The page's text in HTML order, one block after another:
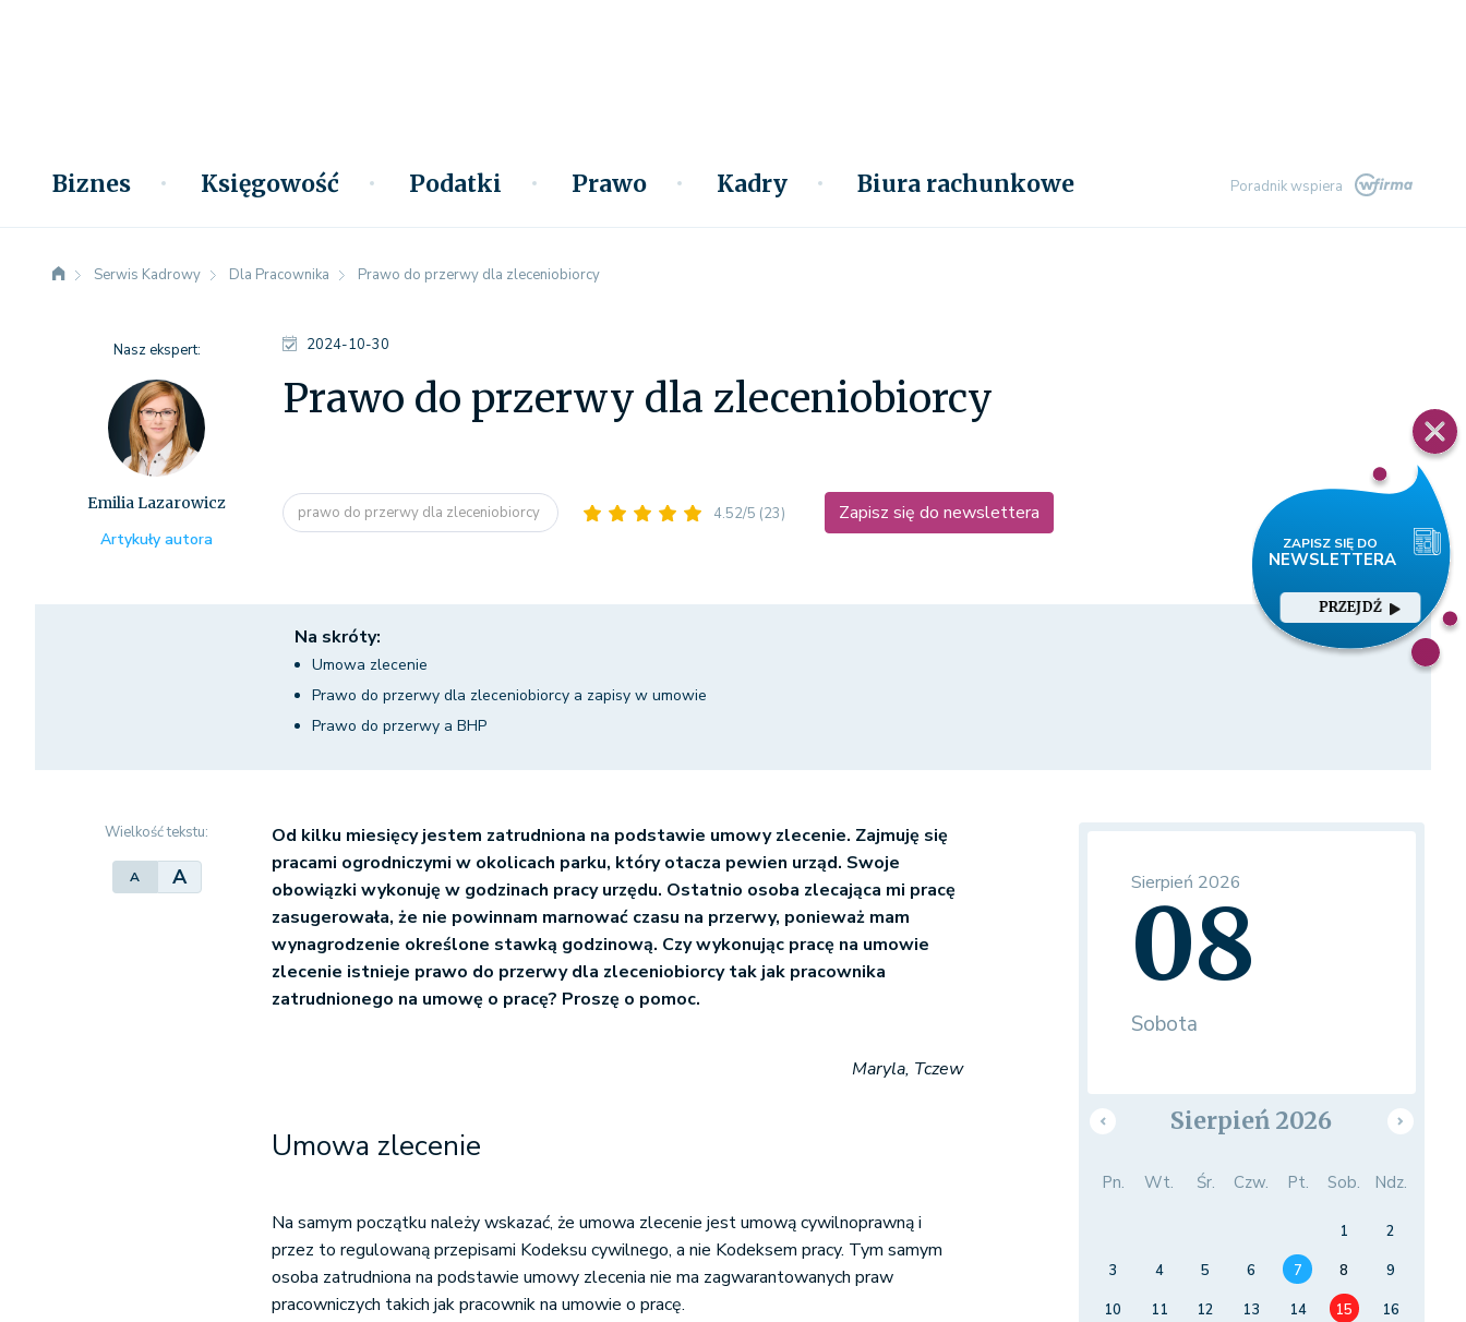
Biznes Księgowość Podatki Prawo Kadry Biura rachunkowe Poradnik wspiera
PRZEJDŹ
Serwis Kadrowy Dla Pracownika Prawo do przerwy dla zleceniobiorcy
2024-10-30
Prawo do przerwy dla zleceniobiorcy
prawo do przerwy dla zleceniobiorcy 4.52/5 (23) Zapisz się do newslettera
Nasz ekspert:
Emilia Lazarowicz
Artykuły autora
Na skróty:
Umowa zlecenie
Prawo do przerwy dla zleceniobiorcy a zapisy w umowie
Prawo do przerwy a BHP
Wielkość tekstu:
A A
Od kilku miesięcy jestem zatrudniona na podstawie umowy zlecenie. Zajmuję się
pracami ogrodniczymi w okolicach parku, który otacza pewien urząd. Swoje
obowiązki wykonuję w godzinach pracy urzędu. Ostatnio osoba zlecająca mi pracę
zasugerowała, że nie powinnam marnować czasu na przerwy, ponieważ mam
wynagrodzenie określone stawką godzinową. Czy wykonując pracę na umowie
zlecenie istnieje prawo do przerwy dla zleceniobiorcy tak jak pracownika
zatrudnionego na umowę o pracę? Proszę o pomoc.
Maryla, Tczew
Umowa zlecenie
Na samym początku należy wskazać, że umowa zlecenie jest umową cywilnoprawną i
przez to regulowaną przepisami Kodeksu cywilnego, a nie Kodeksem pracy. Tym samym
osoba zatrudniona na podstawie umowy zlecenia nie ma zagwarantowanych praw
pracowniczych takich jak pracownik na umowie o pracę.
Sierpień 2026
08
Sobota
Sierpień 2026
Pn. Wt. Śr. Czw. Pt. Sob. Ndz.
1
2
3
4 5 6 7 8
9
10
11 12 13 14 15
16